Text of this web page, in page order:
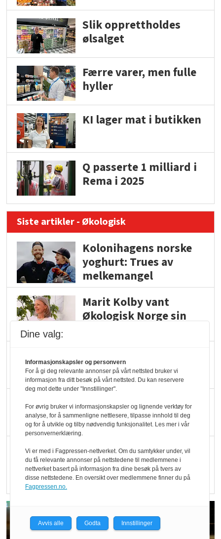
Slik opprettholdes
ølsalget
Færre varer, men fulle
hyller
KI lager mat i butikken
Q passerte 1 milliard i
Rema i 2025
Siste artikler - Økologisk
Kolonihagens norske
yoghurt: Trues av
melkemangel
Marit Kolby vant
Økologisk Norge sin
økologisk i butikkhylla
Kolonihagen sliter
med å få tak i nok melk
Rapport: Økokundene
er klare! Er markedet
det?
Dine valg:
Informasjonskapsler og personvern
For å gi deg relevante annonser på vårt nettsted bruker vi
informasjon fra ditt besøk på vårt nettsted. Du kan reservere
deg mot dette under "Innstillinger".
For øvrig bruker vi informasjonskapsler og lignende verktøy for
analyse, for å sammenligne nettlesere, tilpasse innhold til deg
og for å utvikle og tilby nødvendig funksjonalitet. Les mer i vår
personvernerklæring.
Vi er med i Fagpressen-nettverket. Om du samtykker under, vil
du få relevante annonser på nettstedene til medlemmene i
nettverket basert på informasjon fra dine besøk på tvers av
disse nettstedene. En oversikt over medlemmene finner du på
Fagpressen.no.
Avvis alle Godta Innstillinger